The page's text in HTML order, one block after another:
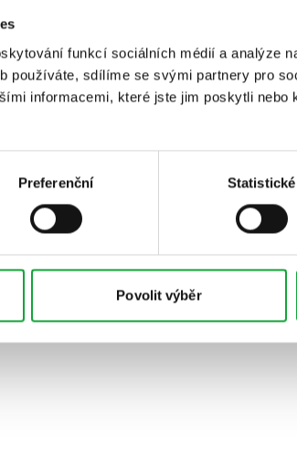
funkcí sociálních médií a analýze
používáte, sdílíme se svými partnery pro
informacemi, které jste jim poskytli nebo
Preferenční Statistické
Povolit výběr